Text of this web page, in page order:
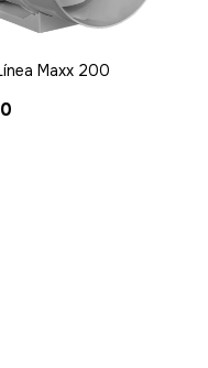
Maxx 200